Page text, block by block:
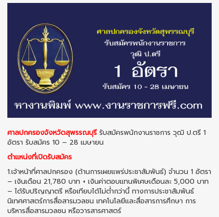
ศาลปกครองจังหวัดสุพรรณบุรี รับสมัครพนักงานราชการ วุฒิ ป.ตรี 1
อัตรา รับสมัคร 10 – 28 เมษายน
ตำแหน่งที่เปิดรับสมัคร
1.เจ้าหน้าที่ศาลปกครอง (ด้านการเผยแพร่ประชาสัมพันธ์) จํานวน 1 อัตรา
– เงินเดือน 21,780 บาท + เงินค่าตอบแทนพิเศษเดือนละ 5,000 บาท
– ได้รับปริญญาตรี หรือเทียบได้ไม่ต่ำกว่านี้ ทางการประชาสัมพันธ์
นิเทศศาสตร์การสื่อสารมวลชน เทคโนโลยีและสื่อสารการศึกษา การ
บริหารสื่อสารมวลชน หรือวารสารศาสตร์